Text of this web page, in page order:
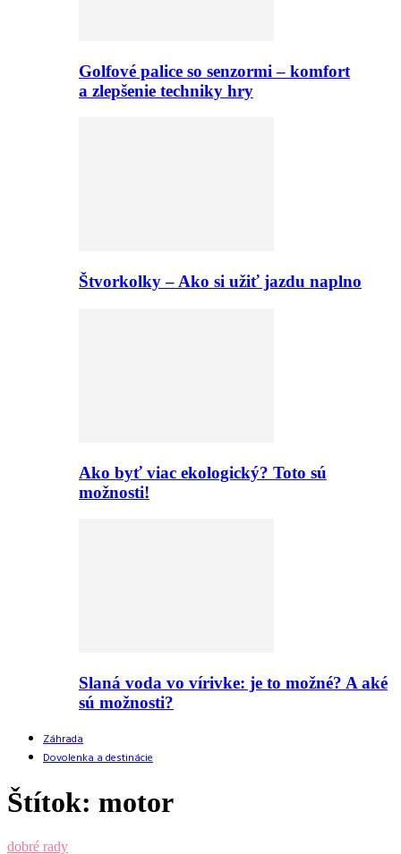
Golfové palice so senzormi – komfort
a zlepšenie techniky hry
Štvorkolky – Ako si užiť jazdu naplno
Ako byť viac ekologický? Toto sú
možnosti!
Slaná voda vo vírivke: je to možné? A aké
sú možnosti?
Záhrada
Dovolenka a destinácie
Štítok: motor
dobré rady